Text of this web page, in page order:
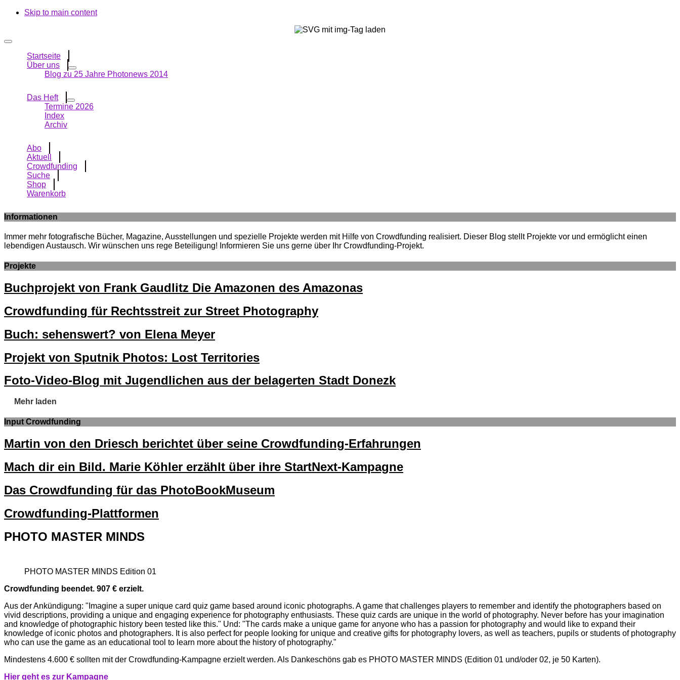
Skip to main content
Startseite
Über uns
Blog zu 25 Jahre Photonews 2014
Das Heft
Termine 2026
Index
Archiv
Abo
Aktuell
Crowdfunding
Suche
Shop
Warenkorb
Informationen
Immer mehr fotografische Bücher, Magazine, Ausstellungen und spezielle Projekte werden mit Hilfe von Crowdfunding realisiert. Dieser Blog stellt Projekte vor und ermöglicht einen
lebendigen Austausch. Wir wünschen uns rege Beteiligung! Informieren Sie uns gerne über Ihr Crowdfunding-Projekt.
Projekte
Buchprojekt von Frank Gaudlitz Die Amazonen des Amazonas
Crowdfunding für Rechtsstreit zur Street Photography
Buch: sehenswert? von Elena Meyer
Projekt von Sputnik Photos: Lost Territories
Foto-Video-Blog mit Jugendlichen aus der belagerten Stadt Donezk
Mehr laden
Input Crowdfunding
Martin von den Driesch berichtet über seine Crowdfunding-Erfahrungen
Mach dir ein Bild. Marie Köhler erzählt über ihre StartNext-Kampagne
Das Crowdfunding für das PhotoBookMuseum
Crowdfunding-Plattformen
PHOTO MASTER MINDS
PHOTO MASTER MINDS Edition 01
Crowdfunding beendet. 907 € erzielt.
Aus der Ankündigung: "Imagine a super unique card quiz game based around iconic photographs. A game that challenges players to remember and identify the photographers based on
vivid descriptions, providing a unique and engaging experience for photography enthusiasts. These quiz cards are unique in the world of photography. Never before has your imagination
and knowledge of photographic history been tested like this." Und: "The cards make a unique game for anyone who has a passion for photography and would like to expand their
knowledge of iconic photos and photographers. It is also perfect for people looking for unique and creative gifts for photography lovers, as well as teachers, pupils or students of photography
who can use the game as an educational tool to learn more about the history of photography."
Mindestens 4.600 € sollten mit der Crowdfunding-Kampagne erzielt werden. Als Dankeschöns gab es PHOTO MASTER MINDS (Edition 01 und/oder 02, je 50 Karten).
Hier geht es zur Kampagne